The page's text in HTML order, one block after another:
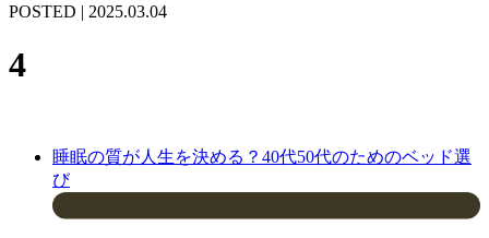
POSTED | 2025.03.04
4
睡眠の質が人生を決める？40代50代のためのベッド選
び